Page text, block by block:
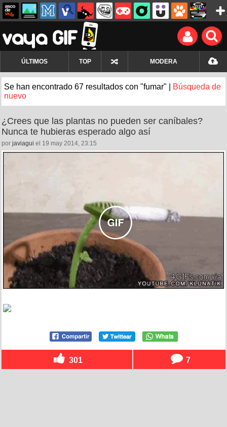
ÚLTIMOS TOP MODERA
Se han encontrado 67 resultados con "fumar" |
Búsqueda de
nuevo
¿Crees que las plantas no pueden ser caníbales?
Nunca te hubieras esperado algo así
por javiagui el 19 may 2014, 23:15
301 7